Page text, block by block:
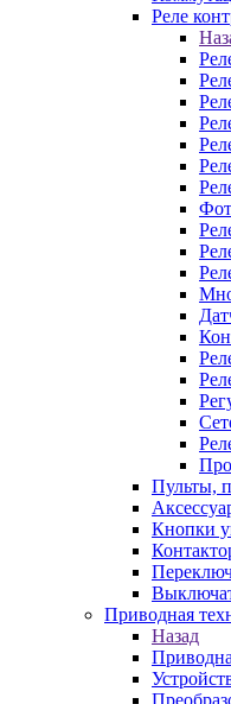
Реле
Пульты,
Кнопки
Приводная
Назад